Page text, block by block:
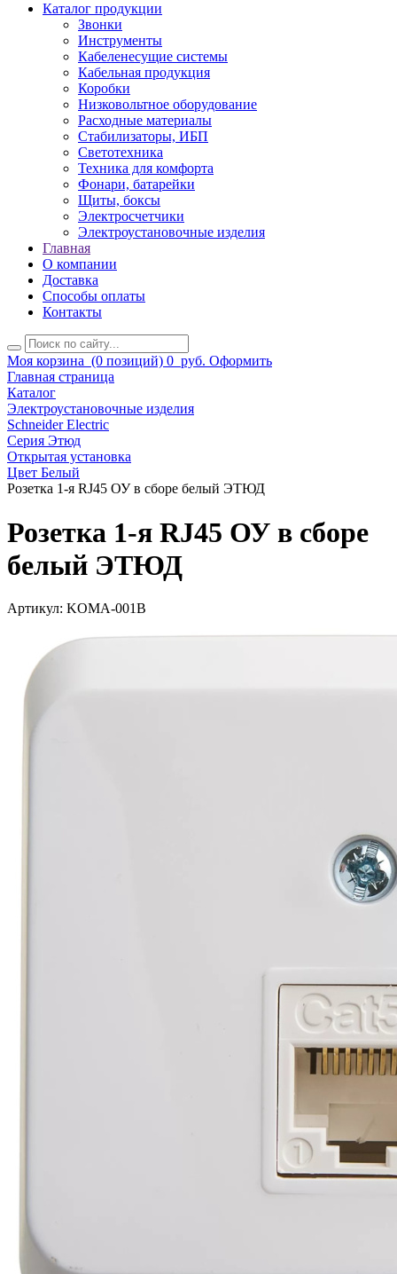
Каталог продукции
Звонки
Инструменты
Кабеленесущие системы
Кабельная продукция
Коробки
Низковольтное оборудование
Расходные материалы
Стабилизаторы, ИБП
Светотехника
Техника для комфорта
Фонари, батарейки
Щиты, боксы
Электросчетчики
Электроустановочные изделия
Главная
О компании
Доставка
Способы оплаты
Контакты
Моя корзина (0 позиций) 0 руб. Оформить
Главная страница
Каталог
Электроустановочные изделия
Schneider Electric
Серия Этюд
Открытая установка
Цвет Белый
Розетка 1-я RJ45 ОУ в сборе белый ЭТЮД
Розетка 1-я RJ45 ОУ в сборе
белый ЭТЮД
Артикул: KOMA-001B